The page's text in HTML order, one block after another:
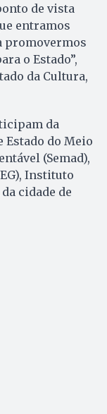
de vista
entramos
promovermos
o Estado”,
da Cultura,
da
Estado do Meio
(Semad),
Instituto
cidade de